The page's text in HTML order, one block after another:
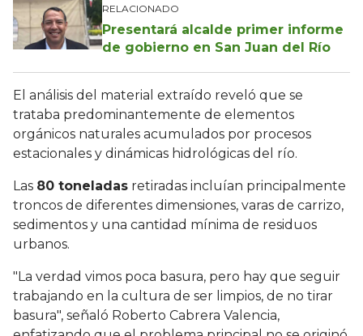
RELACIONADO
Presentará alcalde primer informe
de gobierno en San Juan del Río
El análisis del material extraído reveló que se
trataba predominantemente de elementos
orgánicos naturales acumulados por procesos
estacionales y dinámicas hidrológicas del río.
Las 80 toneladas retiradas incluían principalmente
troncos de diferentes dimensiones, varas de carrizo,
sedimentos y una cantidad mínima de residuos
urbanos.
"La verdad vimos poca basura, pero hay que seguir
trabajando en la cultura de ser limpios, de no tirar
basura", señaló Roberto Cabrera Valencia,